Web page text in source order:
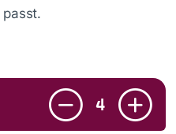
passt.
4